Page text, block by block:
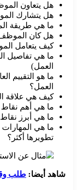
هل يتعاون
هل يتشارك
ما هي طريقة
هل كان الموظف
كيف يتعامل
ما هي تفاصيل
العمل)
ما هو التقييم
العمل؟
كيف هي علاقة
ما هي أهم نقاط
ما هي أبرز
ما هي
تطويرها أكثر؟
شاهد أيضا: طلب